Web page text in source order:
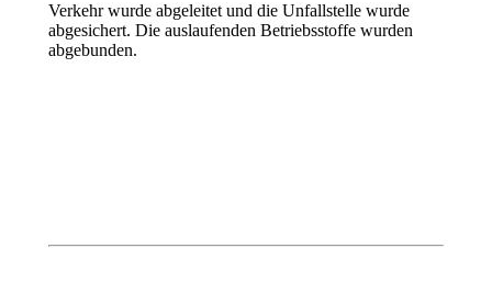
Verkehr wurde abgeleitet und die Unfallstelle wurde
abgesichert. Die auslaufenden Betriebsstoffe wurden
abgebunden.